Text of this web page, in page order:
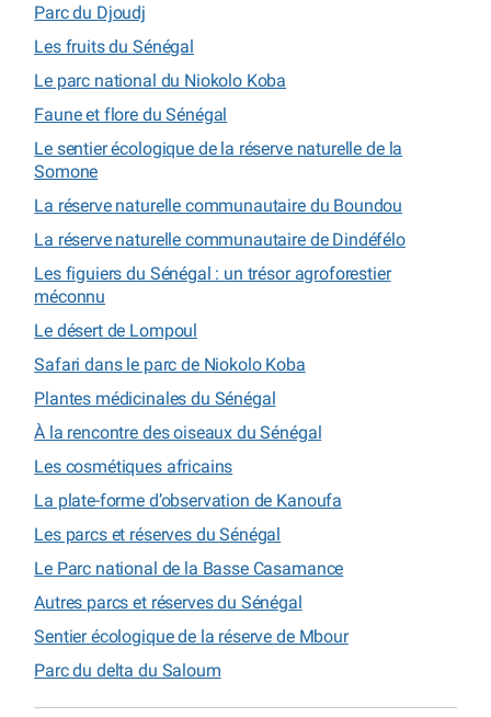
Parc du Djoudj
Les fruits du Sénégal
Le parc national du Niokolo Koba
Faune et flore du Sénégal
Le sentier écologique de la réserve naturelle de la
Somone
La réserve naturelle communautaire du Boundou
La réserve naturelle communautaire de Dindéfélo
Les figuiers du Sénégal : un trésor agroforestier
méconnu
Le désert de Lompoul
Safari dans le parc de Niokolo Koba
Plantes médicinales du Sénégal
À la rencontre des oiseaux du Sénégal
Les cosmétiques africains
La plate-forme d’observation de Kanoufa
Les parcs et réserves du Sénégal
Le Parc national de la Basse Casamance
Autres parcs et réserves du Sénégal
Sentier écologique de la réserve de Mbour
Parc du delta du Saloum